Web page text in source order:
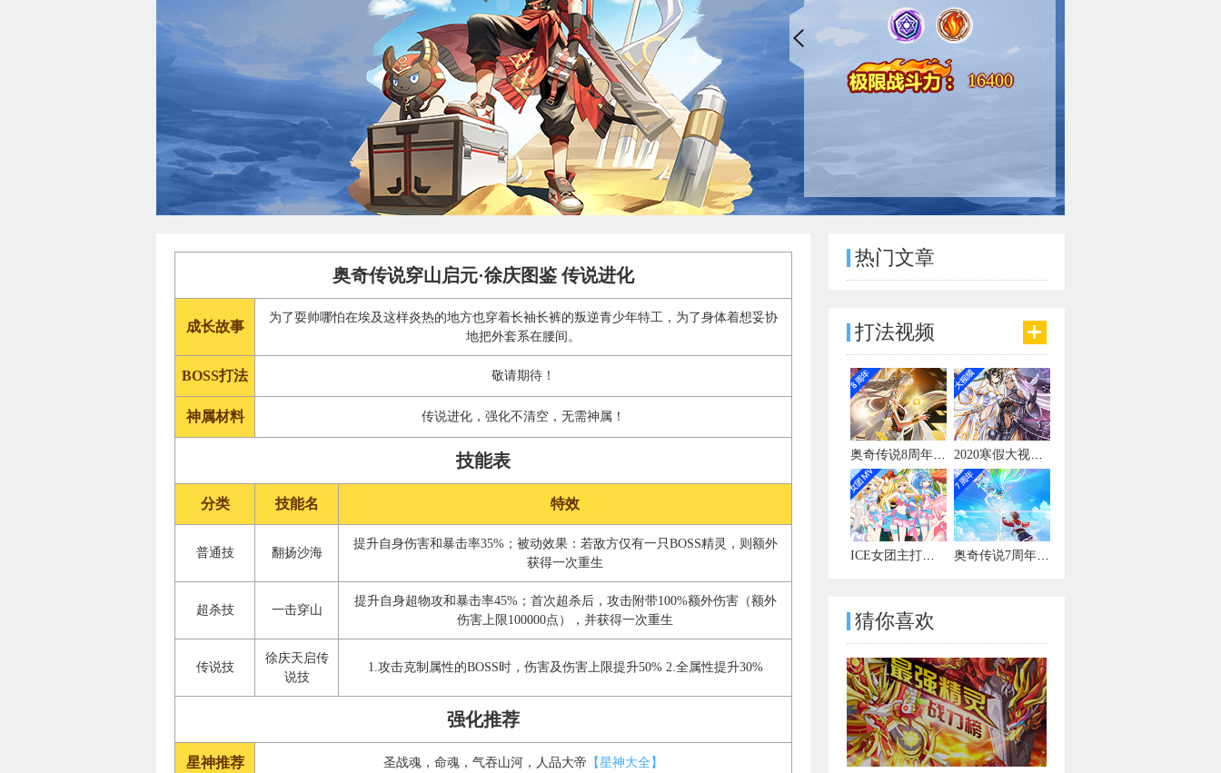
16400
奥奇传说穿山启元·徐庆图鉴 传说进化
成长故事
为了耍帅哪怕在埃及这样炎热的地方也穿着长袖长裤的叛逆青少年特工，为了身体着想妥协
地把外套系在腰间。
BOSS打法 敬请期待！
神属材料 传说进化，强化不清空，无需神属！
技能表
分类 技能名 特效
普通技 翻扬沙海
提升自身伤害和暴击率35%；被动效果：若敌方仅有一只BOSS精灵，则额外
获得一次重生
超杀技 一击穿山
提升自身超物攻和暴击率45%；首次超杀后，攻击附带100%额外伤害（额外
伤害上限100000点），并获得一次重生
传说技
徐庆天启传
说技
1.攻击克制属性的BOSS时，伤害及伤害上限提升50% 2.全属性提升30%
强化推荐
星神推荐 圣战魂，命魂，气吞山河，人品大帝 【星神大全】
热门文章
打法视频
猜你喜欢